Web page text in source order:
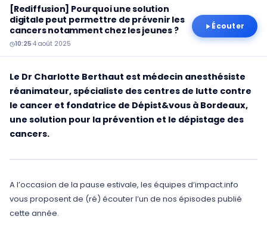
[Rediffusion] Pourquoi une solution
digitale peut permettre de prévenir les
cancers notamment chez les jeunes ?
10:25·4 août 2025
Écouter
Le Dr Charlotte Berthaut est médecin anesthésiste
réanimateur, spécialiste des centres de lutte contre
le cancer et fondatrice de Dépist&vous à Bordeaux,
une solution pour la prévention et le dépistage des
cancers.
A l’occasion de la pause estivale, les équipes d’impact.info
vous proposent de (ré) écouter l’un de nos épisodes publié
cette année.